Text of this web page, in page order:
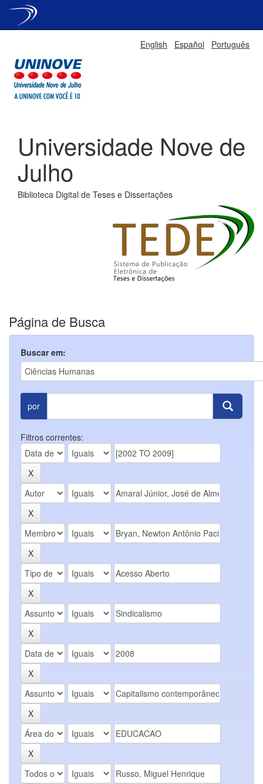
English Español Português
Universidade Nove de
Julho
Biblioteca Digital de Teses e Dissertações
Página de Busca
Buscar em:
por
Filtros correntes: